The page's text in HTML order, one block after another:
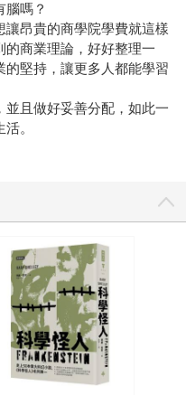
也不是沒有經歷失敗。
到住在同宿舍的同學都取
？」或是過去也不乏有
但對她來說，失敗是讓
有失敗，只有晚一點成
，任何成功也可能是被
的人生。」 用自律人生堅
進，更多的是堅持與自
把它寫完，甚至因為要
會另外找別的工作做。
十肩，如果我沒有控制自
的身體消耗完。」她也
慣，也注重時間管理，
寫。 如此熱愛書寫，好奇
腦嗎？
昂貴的商學院學費就這樣
的商業理論，好好整理一
堅持，讓更多人都能學習
且做好妥善分配，如此一
。